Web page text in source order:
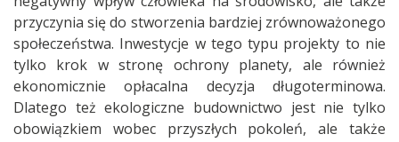
przyczynia się do stworzenia bardziej zrównoważonego
społeczeństwa. Inwestycje w tego typu projekty to nie
tylko krok w stronę ochrony planety, ale również
ekonomicznie opłacalna decyzja długoterminowa.
Dlatego też ekologiczne budownictwo jest nie tylko
obowiązkiem wobec przyszłych pokoleń, ale także